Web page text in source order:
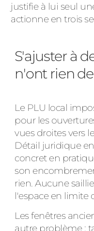
justifie à lui seul
actionne en trois
S'ajuster à
n'ont rien
Le PLU local
pour les
vues droites vers
Détail juridique
concret en
son
rien. Aucune
l'espace en limite
Les fenêtres
autre problème :